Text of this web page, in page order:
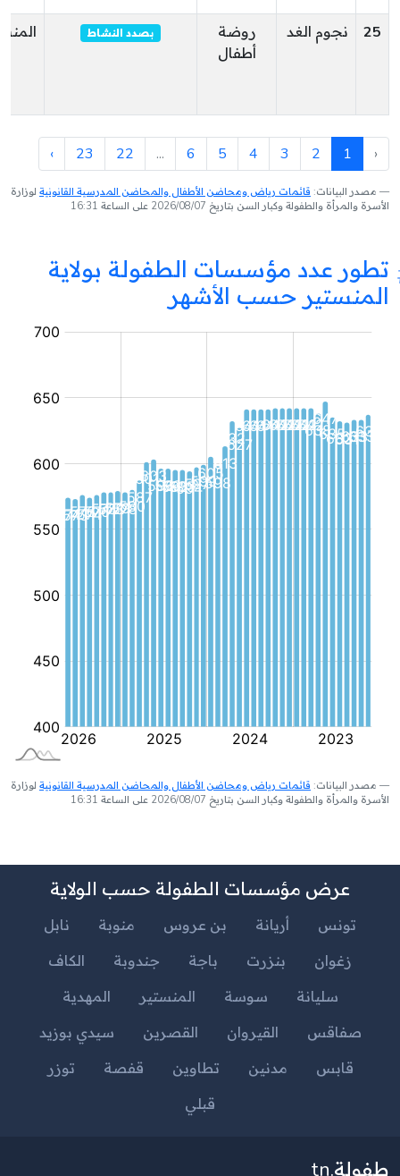
25 نجوم الغد
روضة
أطفال
بصدد النشاط
‹
1
2
3
4
5
6
...
22
23
›
مصدر البيانات: قائمات رياض ومحاضن الأطفال والمحاضن المدرسية القانونية لوزارة
الأسرة والمرأة والطفولة وكبار السن بتاريخ 2026/08/07 على الساعة 16:31
تطور عدد مؤسسات الطفولة بولاية
المنستير حسب الأشهر
مؤسسة
مصدر البيانات: قائمات رياض ومحاضن الأطفال والمحاضن المدرسية القانونية لوزارة
الأسرة والمرأة والطفولة وكبار السن بتاريخ 2026/08/07 على الساعة 16:31
عرض مؤسسات الطفولة حسب الولاية
تونس أريانة بن عروس منوبة
نابل
زغوان
بنزرت باجة جندوبة
الكاف
سليانة
سوسة المنستير
المهدية
صفاقس
القيروان القصرين
سيدي بوزيد
قابس
مدنين تطاوين قفصة
توزر
قبلي
طفولة.tn